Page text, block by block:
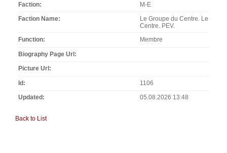
Faction M-E
Faction Name
Le Groupe du Centre. Le
Centre. PEV.
Function
Membre
Biography Page Url
Picture Url
Id 1106
Updated 05.08.2026 13:48
Back to List